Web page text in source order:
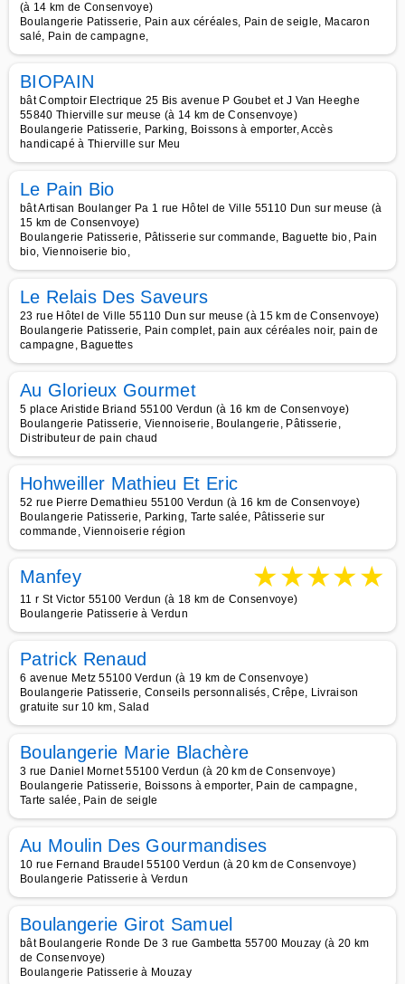
(à 14 km de Consenvoye)
Boulangerie Patisserie, Pain aux céréales, Pain de seigle, Macaron
salé, Pain de campagne,
BIOPAIN
bât Comptoir Electrique 25 Bis avenue P Goubet et J Van Heeghe
55840 Thierville sur meuse (à 14 km de Consenvoye)
Boulangerie Patisserie, Parking, Boissons à emporter, Accès
handicapé à Thierville sur Meu
Le Pain Bio
bât Artisan Boulanger Pa 1 rue Hôtel de Ville 55110 Dun sur meuse (à
15 km de Consenvoye)
Boulangerie Patisserie, Pâtisserie sur commande, Baguette bio, Pain
bio, Viennoiserie bio,
Le Relais Des Saveurs
23 rue Hôtel de Ville 55110 Dun sur meuse (à 15 km de Consenvoye)
Boulangerie Patisserie, Pain complet, pain aux céréales noir, pain de
campagne, Baguettes
Au Glorieux Gourmet
5 place Aristide Briand 55100 Verdun (à 16 km de Consenvoye)
Boulangerie Patisserie, Viennoiserie, Boulangerie, Pâtisserie,
Distributeur de pain chaud
Hohweiller Mathieu Et Eric
52 rue Pierre Demathieu 55100 Verdun (à 16 km de Consenvoye)
Boulangerie Patisserie, Parking, Tarte salée, Pâtisserie sur
commande, Viennoiserie région
Manfey ★★★★★
11 r St Victor 55100 Verdun (à 18 km de Consenvoye)
Boulangerie Patisserie à Verdun
Patrick Renaud
6 avenue Metz 55100 Verdun (à 19 km de Consenvoye)
Boulangerie Patisserie, Conseils personnalisés, Crêpe, Livraison
gratuite sur 10 km, Salad
Boulangerie Marie Blachère
3 rue Daniel Mornet 55100 Verdun (à 20 km de Consenvoye)
Boulangerie Patisserie, Boissons à emporter, Pain de campagne,
Tarte salée, Pain de seigle
Au Moulin Des Gourmandises
10 rue Fernand Braudel 55100 Verdun (à 20 km de Consenvoye)
Boulangerie Patisserie à Verdun
Boulangerie Girot Samuel
bât Boulangerie Ronde De 3 rue Gambetta 55700 Mouzay (à 20 km
de Consenvoye)
Boulangerie Patisserie à Mouzay